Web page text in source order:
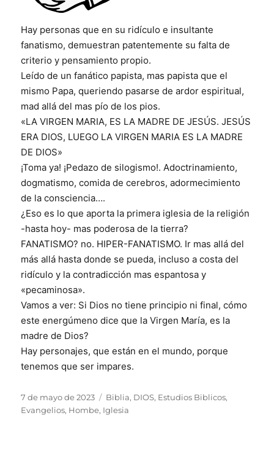
Hay personas que en su ridículo e insultante
fanatismo, demuestran patentemente su falta de
criterio y pensamiento propio.
Leído de un fanático papista, mas papista que el
mismo Papa, queriendo pasarse de ardor espiritual,
mad allá del mas pío de los pios.
«LA VIRGEN MARIA, ES LA MADRE DE JESÚS. JESÚS
ERA DIOS, LUEGO LA VIRGEN MARIA ES LA MADRE
DE DIOS»
¡Toma ya! ¡Pedazo de silogismo!. Adoctrinamiento,
dogmatismo, comida de cerebros, adormecimiento
de la consciencia….
¿Eso es lo que aporta la primera iglesia de la religión
-hasta hoy- mas poderosa de la tierra?
FANATISMO? no. HIPER-FANATISMO. Ir mas allá del
más allá hasta donde se pueda, incluso a costa del
ridículo y la contradicción mas espantosa y
«pecaminosa».
Vamos a ver: Si Dios no tiene principio ni final, cómo
este energúmeno dice que la Virgen María, es la
madre de Dios?
Hay personajes, que están en el mundo, porque
tenemos que ser impares.
Publicado
el
7 de mayo de 2023 Categorías
Biblia, DIOS, Estudios Biblicos,
Evangelios, Hombe, Iglesia